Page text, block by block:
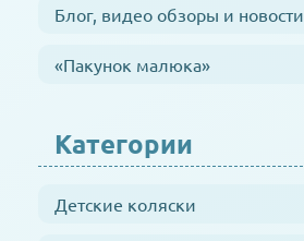
Блог, видео обзоры и новости
«Пакунок малюка»
Категории
Детские коляски